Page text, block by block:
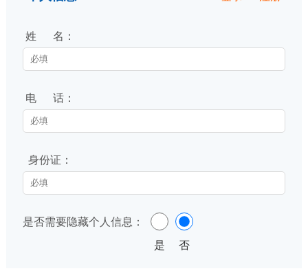
姓 名：
电 话：
身份证：
是否需要隐藏个人信息：
是
否